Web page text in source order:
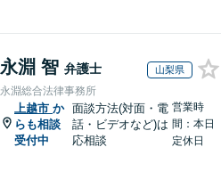
永淵 智 弁護士 山梨県
永淵総合法律事務所
上越市 か
らも相談
受付中
面談方法(対面・電
話・ビデオなど)は
応相談
営業時
間：本日
定休日